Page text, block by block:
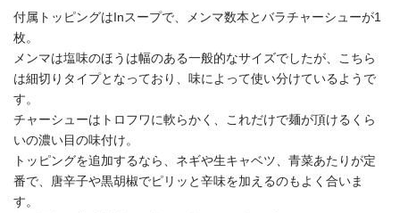
付属トッピングはInスープで、メンマ数本とバラチャーシューが1
枚。
メンマは塩味のほうは幅のある一般的なサイズでしたが、こちら
は細切りタイプとなっており、味によって使い分けているようで
す。
チャーシューはトロフワに軟らかく、これだけで麺が頂けるくら
いの濃い目の味付け。
トッピングを追加するなら、ネギや生キャベツ、青菜あたりが定
番で、唐辛子や黒胡椒でピリッと辛味を加えるのもよく合いま
す。